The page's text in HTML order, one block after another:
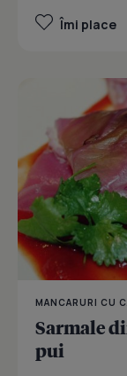
Îmi place
MANCARURI CU
Sarmale
pui